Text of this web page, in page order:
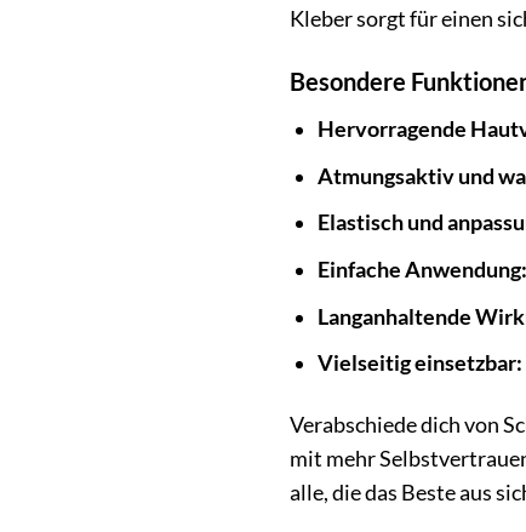
Kleber sorgt für einen
Besondere
Hervorragende
Atmungsaktiv und
Elastisch und
Einfache Anwendung:
Langanhaltende
Vielseitig einsetzbar:
Verabschiede dich von
mit mehr
alle, die das Beste aus